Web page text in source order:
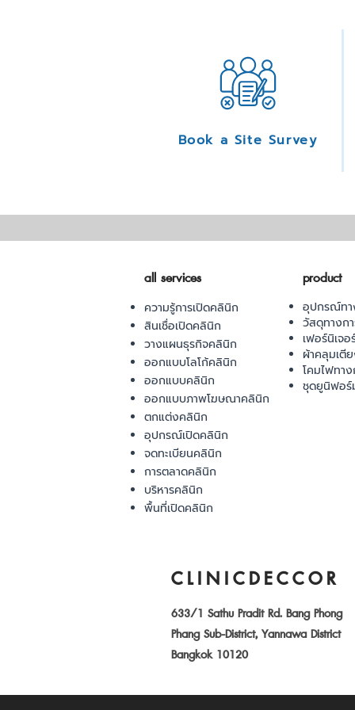
Book a Site Survey
all services
ความรู้การเปิดคลินิก
สินเชื่อเปิดคลินิก
วางแผนธุรกิจคลินิก
ออกแบบโลโก้คลินิก
ออกแบบคลินิก
ออกแบบภาพโฆษณาคลินิก
ตกแต่งคลินิก
อุปกรณ์เปิดคลินิก
จดทะเบียนคลินิก
การตลาดคลินิก
บริหารคลินิก
พื้นที่เปิดคลินิก
product
อุปกรณ์ทา
วัสดุทางก
เฟอร์นิเจ
ผ้าคลุมเตี
โคมไฟทา
ชุดยูนิฟอร์
CLINICDECCOR
633/1 Sathu Pradit Rd. Bang Phong
Phang Sub-District, Yannawa District
Bangkok 10120